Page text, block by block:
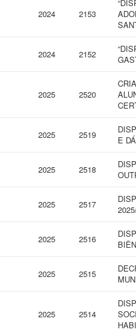
2024 2153
2024 2152
2025 2520
2025 2519
E
2025 2518
2025 2517
2025 2516
2025 2515
2025 2514